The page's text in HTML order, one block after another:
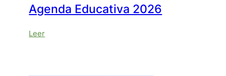
Agenda Educativa 2026
Leer: